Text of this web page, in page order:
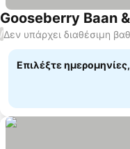
Gooseberry Baan
/Δεν υπάρχει διαθέσιμη
Επιλέξτε ημερομηνίες,